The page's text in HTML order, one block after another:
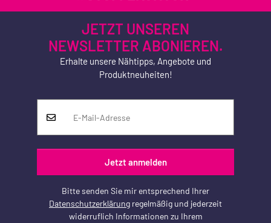
JETZT UNSEREN
NEWSLETTER ABONIEREN.
Erhalte unsere Nähtipps, Angebote und
Produktneuheiten!
Jetzt anmelden
Bitte senden Sie mir entsprechend Ihrer
Datenschutzerklärung regelmäßig und jederzeit
widerruflich Informationen zu Ihrem